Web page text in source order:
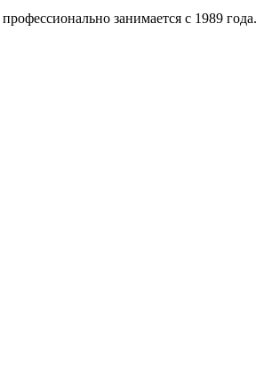
занимается с 1989